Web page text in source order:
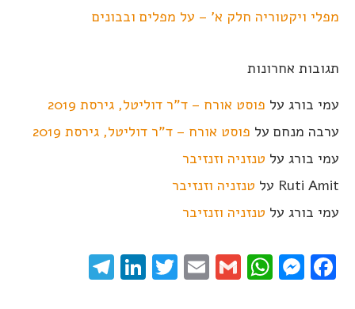
מפלי ויקטוריה חלק א' – על מפלים ובבונים
תגובות אחרונות
עמי בורג על פוסט אורח – ד"ר דוליטל, גירסת 2019
ערבה מנחם על פוסט אורח – ד"ר דוליטל, גירסת 2019
עמי בורג על טנזניה וזנזיבר
Ruti Amit על טנזניה וזנזיבר
עמי בורג על טנזניה וזנזיבר
Facebook
Messenger
WhatsApp
Gmail
Email
Twitter
LinkedIn